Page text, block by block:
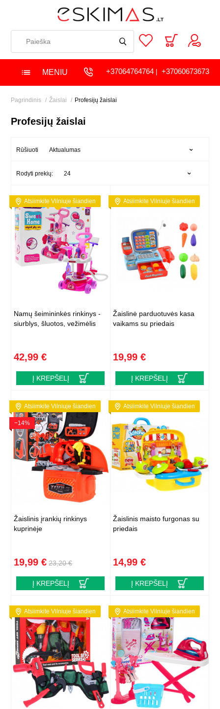
MENIU +37064764764| +37060673673
Pagrindinis Žaislai Profesijų žaislai
Profesijų žaislai
Rūšiuoti Aktualumas
Rodyti prekių: 24
Atsiimkite Vilniuje šiandien
Namų šeimininkės rinkinys -
siurblys, šluotos, vežimėlis
42,99 €
Į KREPŠELĮ
Atsiimkite Vilniuje šiandien
Žaislinė parduotuvės kasa
vaikams su priedais
19,99 €
Į KREPŠELĮ
Atsiimkite Vilniuje šiandien
−14%
Žaislinis įrankių rinkinys
kuprinėje
19,99 € 23,20 €
Į KREPŠELĮ
Atsiimkite Vilniuje šiandien
Žaislinis maisto furgonas su
priedais
14,99 €
Į KREPŠELĮ
Atsiimkite Vilniuje šiandien Atsiimkite Vilniuje šiandien